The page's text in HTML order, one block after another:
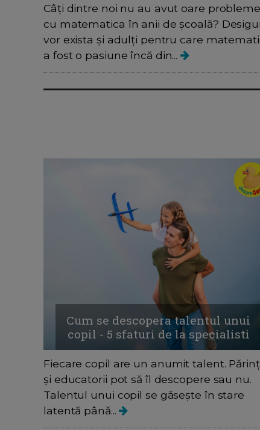
Câți dintre noi nu au avut oare probleme
cu matematica în anii de școală?
vor exista și adulți pentru care
a fost o pasiune încă din...
Cum se descopera talentul unui
copil - 5 sfaturi de la specialisti
Fiecare copil are un anumit talent.
și educatorii pot să îl descopere sau nu.
Talentul unui copil se găsește în stare
latentă până...